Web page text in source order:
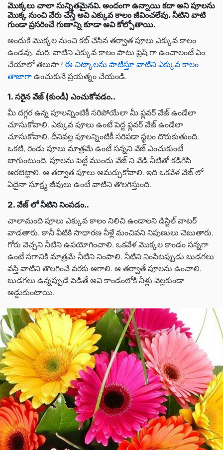
మొక్కలు చాలా సున్నితమైనవి. అందంగా ఉన్నాయి కదా అని పూలను
మొక్క నుంచి వేరు చేస్తే అవి ఎక్కువ కాలం జీవించలేవు. నీటిని వాటి
గుండా ప్రసరించే గుణాన్ని కూడా అవి కోల్పోతాయి.
అందుకే మొక్కల నుంచి కట్ చేసిన తర్వాత పూలు ఎక్కువ కాలం
ఉండవు. మరి, వాటిని ఎక్కువ కాలం పాటు ఫ్రెష్ గా ఉంచాలంటే ఏం
చేయాలో తెలుసా?ఈ చిట్కాలను పాటిస్తూ వాటిని ఎక్కువ కాలం
తాజాగాఉంచుకునే ప్రయత్నం చేయండి.
1. సరైన వేజ్ (కుండీ) ఎంచుకోవడం..
మీ దగ్గర ఉన్న పూలన్నింటికీ సరిపోయేలా మీ ఫ్లవర్ వేజ్ ఉండేలా
చూసుకోవాలి. ఎక్కువ పూలు ఉంటే పెద్ద ఫ్లవర్ వేజ్ ఉండేలా
చూసుకోవాలి. దీనివల్ల పూలన్నింటికీ సరిపడా స్థలం దొరుకుతుంది.
ఒకటి, రెండు పూలు మాత్రమే ఉంటే సన్నని వేజ్ ఎంచుకుంటే
బాగుంటుంది. పూలను పెట్టే ముందు వేజ్ ని వేడి నీటితో కడిగేసి
ఆరబెట్టాలి. ఆ తర్వాత పూలు అమర్చుకోవాలి. ఇది ఒకవేళ వేజ్ లో
ఏదైనా సూక్ష్మ జీవులు ఉంటే వాటిని తొలగిస్తుంది.
2. వేజ్ లో నీటిని నింపడం..
చాలామంది పూలు ఎక్కువ కాలం నిలిచి ఉండాలని డిస్టిల్ వాటర్
వాడతారు. కానీ వీటికి సాధారణ నీళ్లే మంచివని నిపుణులు చెబుతారు.
గోరు వెచ్చని నీటిని ఉపయోగించాలి. ఒకవేళ మొక్కల కాండం సన్నగా
ఉంటే సగానికి మాత్రమే నీటిని నింపాలి. నీటిని నింపేటప్పుడు బుడగలు
వస్తే వాటిని తొలగించే వరకు ఆగాలి. ఆ తర్వాతే పూలను ఉంచాలి.
బుడగలు ఉన్నప్పుడే పెడితే అవి కాండంలోకి నీళ్లు వెల్లకుండా
అడ్డుకుంటాయి.